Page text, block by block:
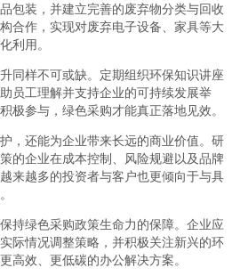
包装，并建立完善的废弃物分类与回收
合作，实现对废弃电子设备、家具等大
利用。
同样不可或缺。定期组织环保知识讲座
员工理解并支持企业的可持续发展举
极参与，绿色采购才能真正落地见效。
，还能为企业带来长远的商业价值。研
的企业在成本控制、风险规避以及品牌
来越多的投资者与客户也更倾向于与具
持绿色采购政策生命力的保障。企业应
际情况调整策略，并积极关注新兴的环
高效、更低碳的办公解决方案。